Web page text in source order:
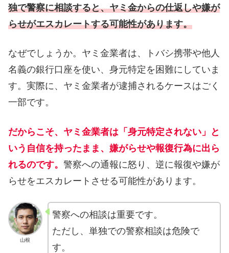
独で警察に相談すると、ヤミ金からの仕返しや嫌が
らせがエスカレートする可能性があります。
なぜでしょうか。ヤミ金業者は、トバシ携帯や他人
名義の銀行口座を使い、身元特定を困難にしていま
す。実際に、ヤミ金業者が逮捕されるケースはごく
一部です。
だからこそ、ヤミ金業者は「身元特定されない」と
いう自信を持ったまま、嫌がらせや報復行為に出ら
れるのです。 警察への通報に怒り、逆に報復や嫌が
らせをエスカレートさせる可能性があります。
山根
警察への相談は重要です。
ただし、単独での警察相談は危険で
す。